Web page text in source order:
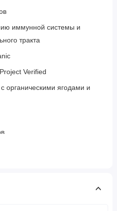
иммунной системы и
тракта
Verified
органическими ягодами и